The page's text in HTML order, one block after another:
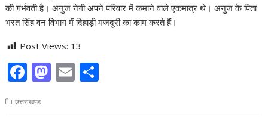
की गर्भवती है। अनुज नेगी अपने परिवार में कमाने वाले एकमात्र थे। अनुज के पिता
भरत सिंह वन विभाग में दिहाड़ी मजदूरी का काम करते हैं।
Post Views: 13
F
e
M
to
E
ai ar
उत्तराखण्ड